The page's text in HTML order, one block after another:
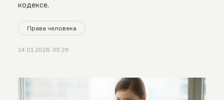
кодексе.
Права человека
14.01.2026, 05:26